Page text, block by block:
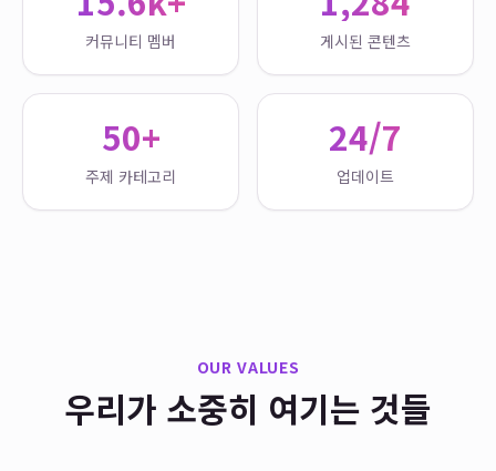
커뮤니티 멤버 게시된 콘텐츠
50+
주제 카테고리
24/7
업데이트
OUR VALUES
우리가 소중히 여기는 것들